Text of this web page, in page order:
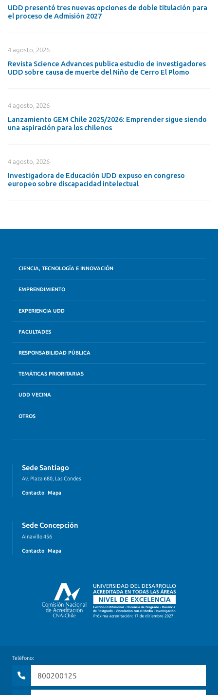
UDD presentó tres nuevas opciones de doble titulación para
el proceso de Admisión 2027
4 agosto, 2026
Revista Science Advances publica estudio de investigadores
UDD sobre causa de muerte del Niño de Cerro El Plomo
4 agosto, 2026
Lanzamiento GEM Chile 2025/2026: Emprender sigue siendo
una aspiración para los chilenos
4 agosto, 2026
Investigadora de Educación UDD expuso en congreso
europeo sobre discapacidad intelectual
CIENCIA, TECNOLOGÍA E INNOVACIÓN
EMPRENDIMIENTO
EXPERIENCIA UDD
FACULTADES
RESPONSABILIDAD PÚBLICA
TEMÁTICAS PRIORITARIAS
UDD VECINA
OTROS
Sede Santiago
Av. Plaza 680, Las Condes
Contacto Mapa
Sede Concepción
Ainavillo 456
Contacto Mapa
Teléfono:
800200125